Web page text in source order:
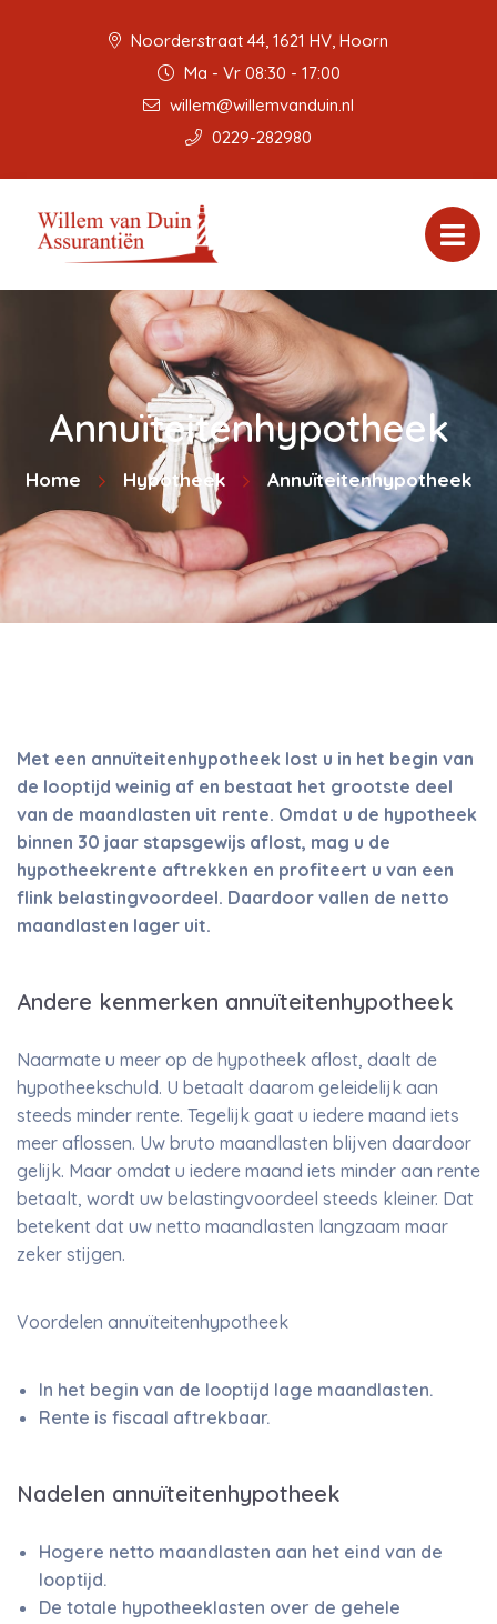
Noorderstraat 44, 1621 HV, Hoorn
Ma - Vr 08:30 - 17:00
willem@willemvanduin.nl
0229-282980
Annuïteitenhypotheek
Home Hypotheek Annuïteitenhypotheek
Met een annuïteitenhypotheek lost u in het begin van
de looptijd weinig af en bestaat het grootste deel
van de maandlasten uit rente. Omdat u de hypotheek
binnen 30 jaar stapsgewijs aflost, mag u de
hypotheekrente aftrekken en profiteert u van een
flink belastingvoordeel. Daardoor vallen de netto
maandlasten lager uit.
Andere kenmerken annuïteitenhypotheek
Naarmate u meer op de hypotheek aflost, daalt de
hypotheekschuld. U betaalt daarom geleidelijk aan
steeds minder rente. Tegelijk gaat u iedere maand iets
meer aflossen. Uw bruto maandlasten blijven daardoor
gelijk. Maar omdat u iedere maand iets minder aan rente
betaalt, wordt uw belastingvoordeel steeds kleiner. Dat
betekent dat uw netto maandlasten langzaam maar
zeker stijgen.
Voordelen annuïteitenhypotheek
In het begin van de looptijd lage maandlasten.
Rente is fiscaal aftrekbaar.
Nadelen annuïteitenhypotheek
Hogere netto maandlasten aan het eind van de
looptijd.
De totale hypotheeklasten over de gehele